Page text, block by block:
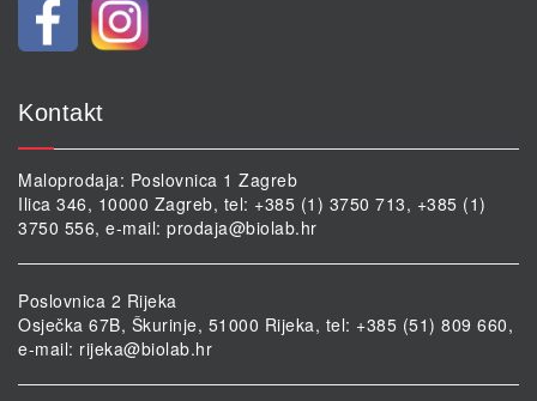
Kontakt
Maloprodaja: Poslovnica 1 Zagreb
Ilica 346, 10000 Zagreb, tel: +385 (1) 3750 713, +385 (1)
3750 556, e-mail: prodaja@biolab.hr
Poslovnica 2 Rijeka
Osječka 67B, Škurinje, 51000 Rijeka, tel: +385 (51) 809 660,
e-mail: rijeka@biolab.hr